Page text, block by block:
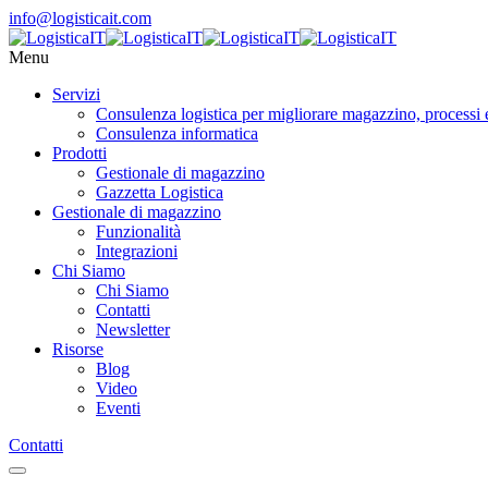
info@logisticait.com
Menu
Servizi
Consulenza logistica per migliorare magazzino,
Consulenza informatica
Prodotti
Gestionale di magazzino
Gazzetta Logistica
Gestionale di magazzino
Funzionalità
Integrazioni
Chi Siamo
Chi Siamo
Contatti
Newsletter
Risorse
Blog
Video
Eventi
Contatti